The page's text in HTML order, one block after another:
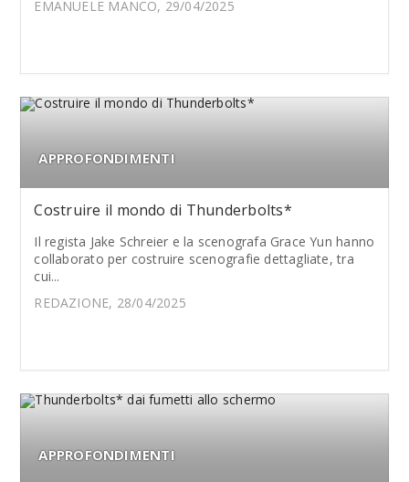
EMANUELE MANCO, 29/04/2025
APPROFONDIMENTI
Costruire il mondo di Thunderbolts*
Il regista Jake Schreier e la scenografa Grace Yun hanno
collaborato per costruire scenografie dettagliate, tra
cui...
REDAZIONE, 28/04/2025
APPROFONDIMENTI